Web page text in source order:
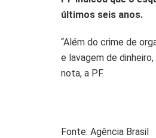
últimos seis anos.
“Além do crime de
e lavagem de
nota, a PF.
Fonte: Agência Brasil